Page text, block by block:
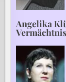
Angelika